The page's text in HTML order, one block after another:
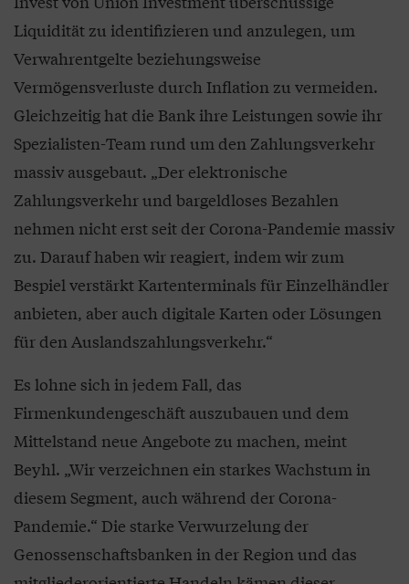
Liquidität zu identifizieren und anzulegen, um
Verwahrentgelte beziehungsweise
Vermögensverluste durch Inflation zu vermeiden.
Gleichzeitig hat die Bank ihre Leistungen sowie ihr
Spezialisten-Team rund um den Zahlungsverkehr
massiv ausgebaut. „Der elektronische
Zahlungsverkehr und bargeldloses Bezahlen
nehmen nicht erst seit der Corona-Pandemie massiv
zu. Darauf haben wir reagiert, indem wir zum
Bespiel verstärkt Kartenterminals für Einzelhändler
anbieten, aber auch digitale Karten oder Lösungen
für den Auslandszahlungsverkehr.“
Es lohne sich in jedem Fall, das
Firmenkundengeschäft auszubauen und dem
Mittelstand neue Angebote zu machen, meint
Beyhl. „Wir verzeichnen ein starkes Wachstum in
diesem Segment, auch während der Corona-
Pandemie.“ Die starke Verwurzelung der
Genossenschaftsbanken in der Region und das